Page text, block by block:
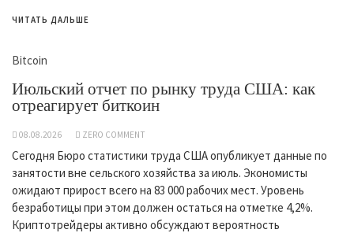
ЧИТАТЬ ДАЛЬШЕ
Bitcoin
Июльский отчет по рынку труда США: как
отреагирует биткоин
08.08.2026 ZERO COMMENT
Сегодня Бюро статистики труда США опубликует данные по
занятости вне сельского хозяйства за июль. Экономисты
ожидают прирост всего на 83 000 рабочих мест. Уровень
безработицы при этом должен остаться на отметке 4,2%.
Криптотрейдеры активно обсуждают вероятность